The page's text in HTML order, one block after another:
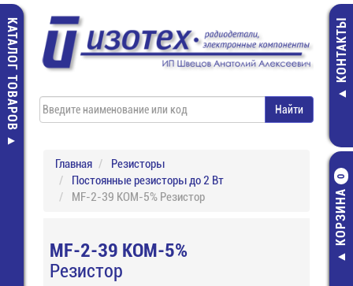
КАТАЛОГ ТОВАРОВ КОНТАКТЫ
КОРЗИНА
0
Главная
Резисторы
Постоянные резисторы до 2 Вт
MF-2-39 КОМ-5% Резистор
MF-2-39 КОМ-5%
Резистор